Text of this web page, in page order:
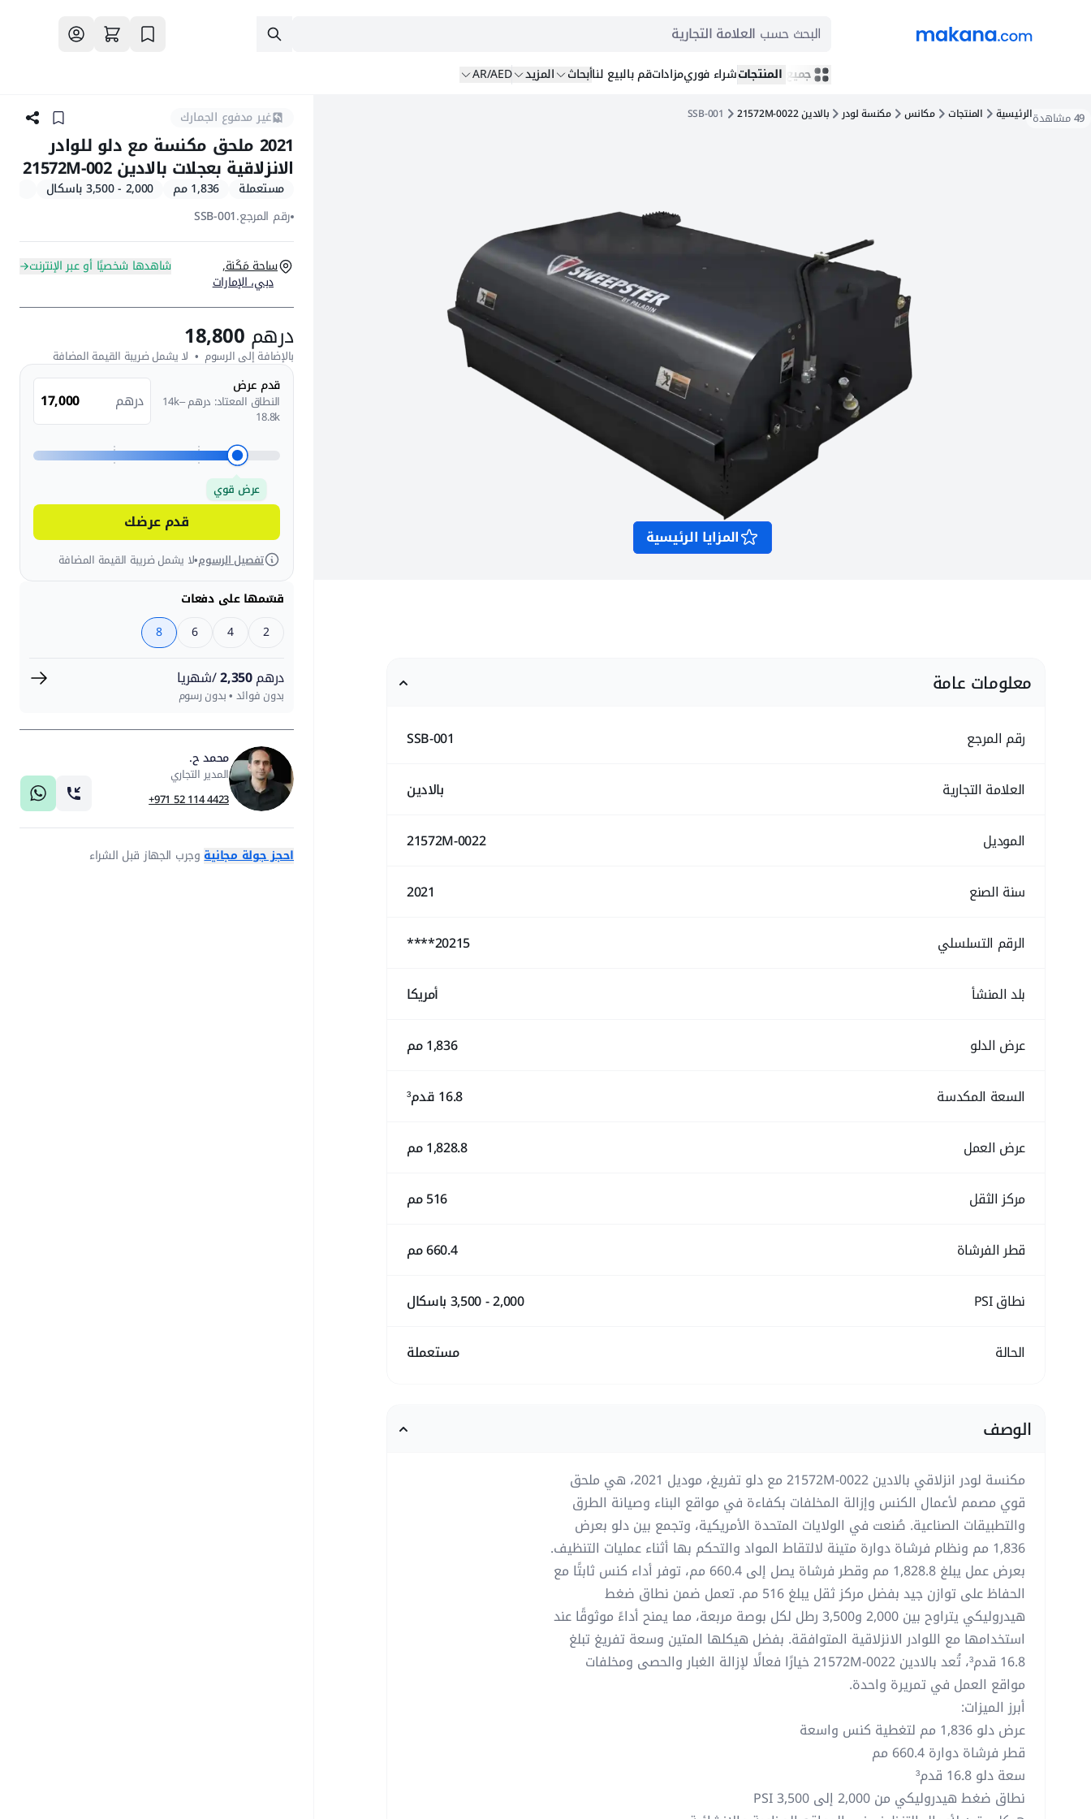
البحث حسب العلامة التجارية
جميع المنتجاتشراء فوريمزاداتقم بالبيع لناأبحاث المزيد AR/AED
الرئيسية المنتجات مكانس مكنسة لودر بالادين 21572M-0022 SSB-001 49مشاهدة
المزايا الرئيسية
معلومات عامة
رقم المرجع SSB-001
العلامة التجارية بالادين
الموديل 21572M-0022
سنة الصنع 2021
الرقم التسلسلي 20215****
بلد المنشأ أمريكا
عرض الدلو 1,836 مم
السعة المكدسة 16.8 قدم³
عرض العمل 1,828.8 مم
مركز الثقل 516 مم
قطر الفرشاة 660.4 مم
نطاق PSI 2,000 - 3,500 باسكال
الحالة مستعملة
الوصف
مكنسة لودر انزلاقي بالادين 21572M-0022 مع دلو تفريغ، موديل 2021، هي ملحق
قوي مصمم لأعمال الكنس وإزالة المخلفات بكفاءة في مواقع البناء وصيانة الطرق
والتطبيقات الصناعية. صُنعت في الولايات المتحدة الأمريكية، وتجمع بين دلو بعرض
1,836 مم ونظام فرشاة دوارة متينة لالتقاط المواد والتحكم بها أثناء عمليات التنظيف.
بعرض عمل يبلغ 1,828.8 مم وقطر فرشاة يصل إلى 660.4 مم، توفر أداء كنس ثابتًا مع
الحفاظ على توازن جيد بفضل مركز ثقل يبلغ 516 مم. تعمل ضمن نطاق ضغط
هيدروليكي يتراوح بين 2,000 و3,500 رطل لكل بوصة مربعة، مما يمنح أداءً موثوقًا عند
استخدامها مع اللوادر الانزلاقية المتوافقة. بفضل هيكلها المتين وسعة تفريغ تبلغ
16.8 قدم³، تُعد بالادين 21572M-0022 خيارًا فعالًا لإزالة الغبار والحصى ومخلفات
مواقع العمل في تمريرة واحدة.
أبرز الميزات:
عرض دلو 1,836 مم لتغطية كنس واسعة
قطر فرشاة دوارة 660.4 مم
سعة دلو 16.8 قدم³
نطاق ضغط هيدروليكي من 2,000 إلى 3,500 PSI
غير مدفوع الجمارك
2021 ملحق مكنسة مع دلو للوادر
الانزلاقية بعجلات بالادين 21572M-002
مستعملة 1,836 مم 2,000 - 3,500 باسكال
رقم المرجع.SSB-001
ساحة مَكَنة,
دبي، الإمارات
شاهدها شخصيًا أو عبر الإنترنت
درهم18,800
بالإضافة إلى الرسوم  •  لا يشمل ضريبة القيمة المضافة
قدم عرض
النطاق المعتاد: درهم 14k–
18.8k
درهم
عرض قوي
قدم عرضك
تفصيل الرسوم•لا يشمل ضريبة القيمة المضافة
قسّمها على دفعات
2
4
6
8
درهم2,350/شهريا
بدون فوائد • بدون رسوم
محمد ح.
المدير التجاري
+971 52 114 4423
احجز جولة مجانيةوجرب الجهاز قبل الشراء